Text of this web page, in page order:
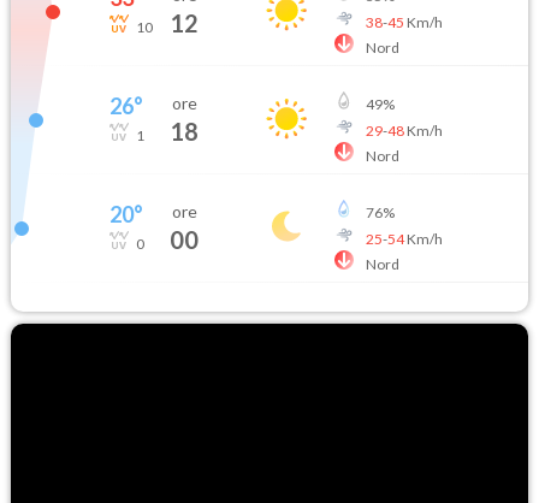
10 12
38-45 Km/h
Nord
26°
1
ore
18
49%
29-48Km/h
Nord
20°
0
ore
00
76%
25-54Km/h
Nord